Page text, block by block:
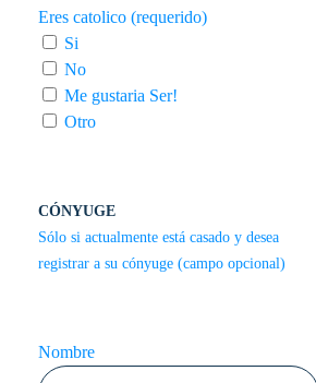
Eres catolico (requerido)
Si
No
Me gustaria Ser!
Otro
CÓNYUGE
Sólo si actualmente está casado y desea
registrar a su cónyuge (campo opcional)
Nombre